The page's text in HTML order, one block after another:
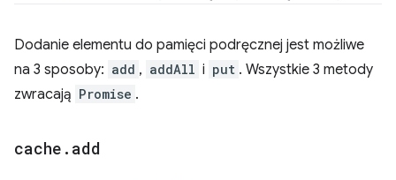
Dodanie elementu do pamięci podręcznej jest możliwe
na 3 sposoby: add , addAll i put . Wszystkie 3 metody
zwracają Promise .
cache . add